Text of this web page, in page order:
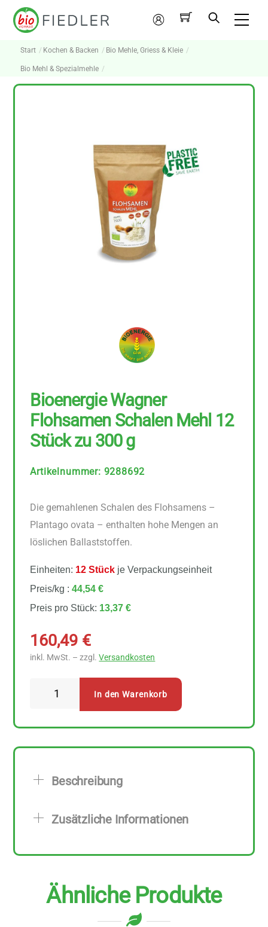
Skip
Mein
Konto
Start Kochen & Backen Bio Mehle, Griess & Kleie
Bio Mehl & Spezialmehle
Bioenergie Wagner
Flohsamen Schalen Mehl 12
Stück zu 300 g
Artikelnummer: 9288692
Die gemahlenen Schalen des Flohsamens –
Plantago ovata – enthalten hohe Mengen an
löslichen Ballaststoffen.
Einheiten: 12 Stück je Verpackungseinheit
Preis/kg :44,54 €
Preis pro Stück: 13,37 €
160,49 €
inkl. MwSt. – zzgl.Versandkosten
12
300
Menge
In den Warenkorb
Beschreibung
Zusätzliche Informationen
Ähnliche Produkte